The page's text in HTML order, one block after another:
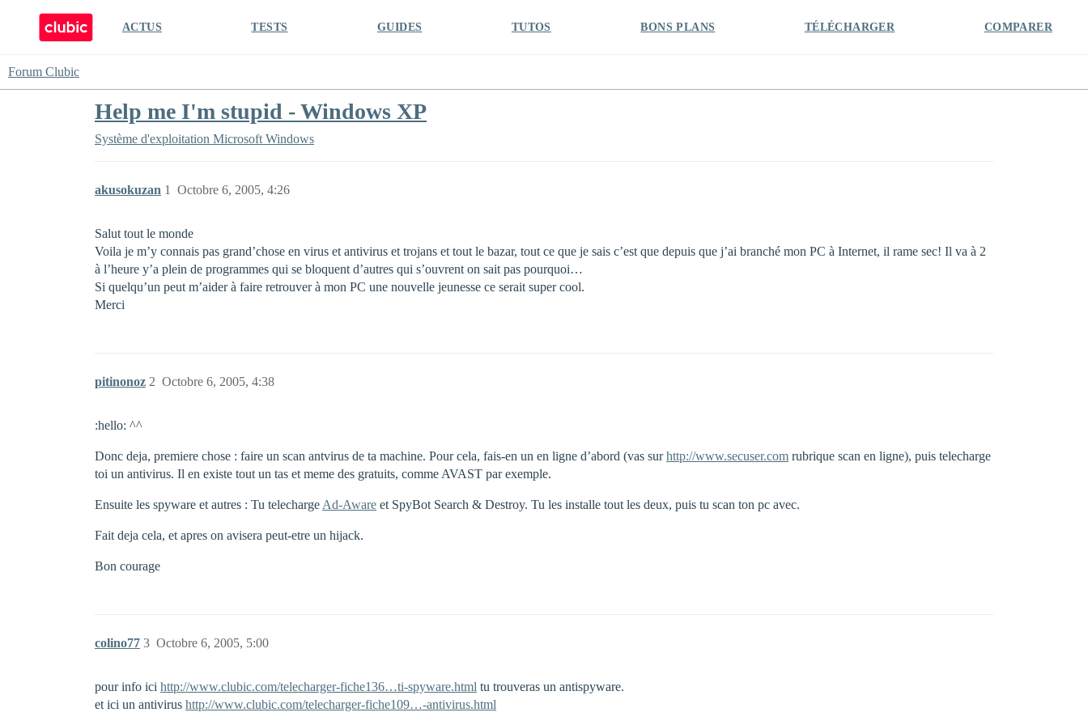
ACTUS TESTS GUIDES TUTOS BONS PLANS TÉLÉCHARGER COMPARER
Forum Clubic
Help me I'm stupid - Windows XP
Système d'exploitation Microsoft Windows
akusokuzan Octobre 6, 2005, 4:26
1
Salut tout le monde
Voila je m’y connais pas grand’chose en virus et antivirus et trojans et tout le bazar, tout ce que je sais c’est que depuis que j’ai branché mon PC à Internet, il rame sec! Il va à 2
à l’heure y’a plein de programmes qui se bloquent d’autres qui s’ouvrent on sait pas pourquoi…
Si quelqu’un peut m’aider à faire retrouver à mon PC une nouvelle jeunesse ce serait super cool.
Merci
pitinonoz Octobre 6, 2005, 4:38
2
:hello: ^^
Donc deja, premiere chose : faire un scan antvirus de ta machine. Pour cela, fais-en un en ligne d’abord (vas surhttp://www.secuser.com rubrique scan en ligne), puis telecharge
toi un antivirus. Il en existe tout un tas et meme des gratuits, comme AVAST par exemple.
Ensuite les spyware et autres : Tu telecharge Ad-Aware et SpyBot Search & Destroy. Tu les installe tout les deux, puis tu scan ton pc avec.
Fait deja cela, et apres on avisera peut-etre un hijack.
Bon courage
colino77 Octobre 6, 2005, 5:00
3
pour info ici http://www.clubic.com/telecharger-fiche136…ti-spyware.html tu trouveras un antispyware.
et ici un antivirus http://www.clubic.com/telecharger-fiche109…-antivirus.html